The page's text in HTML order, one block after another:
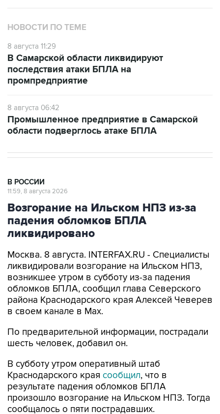
НОВОСТИ ПО ТЕМЕ
8 августа 11:29
В Самарской области ликвидируют
последствия атаки БПЛА на
промпредприятие
8 августа 06:42
Промышленное предприятие в Самарской
области подверглось атаке БПЛА
В РОССИИ
11:59, 8 августа 2026
Возгорание на Ильском НПЗ из-за
падения обломков БПЛА
ликвидировано
Москва. 8 августа. INTERFAX.RU - Специалисты
ликвидировали возгорание на Ильском НПЗ,
возникшее утром в субботу из-за падения
обломков БПЛА, сообщил глава Северского
района Краснодарского края Алексей Чеверев
в своем канале в Max.
По предварительной информации, пострадали
шесть человек, добавил он.
В субботу утром оперативный штаб
Краснодарского края сообщил, что в
результате падения обломков БПЛА
произошло возгорание на Ильском НПЗ. Тогда
сообщалось о пяти пострадавших.